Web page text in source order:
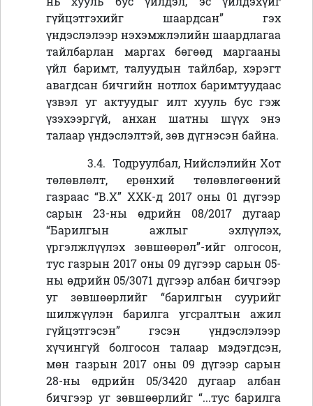
гүйцэтгэхийг шаардсан” гэх
үндэслэлээр нэхэмжлэлийн шаардлагаа
тайлбарлан маргах бөгөөд маргааны
үйл баримт, талуудын тайлбар, хэрэгт
авагдсан бичгийн нотлох баримтуудаас
үзвэл уг актуудыг илт хууль бус гэж
үзэхээргүй, анхан шатны шүүх энэ
талаар үндэслэлтэй, зөв дүгнэсэн байна.
3.4. Тодруулбал, Нийслэлийн Хот
төлөвлөлт, ерөнхий төлөвлөгөөний
газраас “В.Х” ХХК-д 2017 оны 01 дүгээр
сарын 23-ны өдрийн 08/2017 дугаар
“Барилгын ажлыг эхлүүлэх,
үргэлжлүүлэх зөвшөөрөл”-ийг олгосон,
тус газрын 2017 оны 09 дүгээр сарын 05-
ны өдрийн 05/3071 дүгээр албан бичгээр
уг зөвшөөрлийг “барилгын суурийг
шилжүүлэн барилга угсралтын ажил
гүйцэтгэсэн” гэсэн үндэслэлээр
хүчингүй болгосон талаар мэдэгдсэн,
мөн газрын 2017 оны 09 дүгээр сарын
28-ны өдрийн 05/3420 дугаар албан
бичгээр уг зөвшөөрлийг “...тус барилга